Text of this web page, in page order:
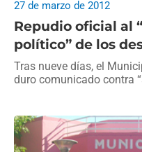
Repudio oficial al
político” de los
27 de marzo de 2012
Tras nueve días, el
duro comunicado contra